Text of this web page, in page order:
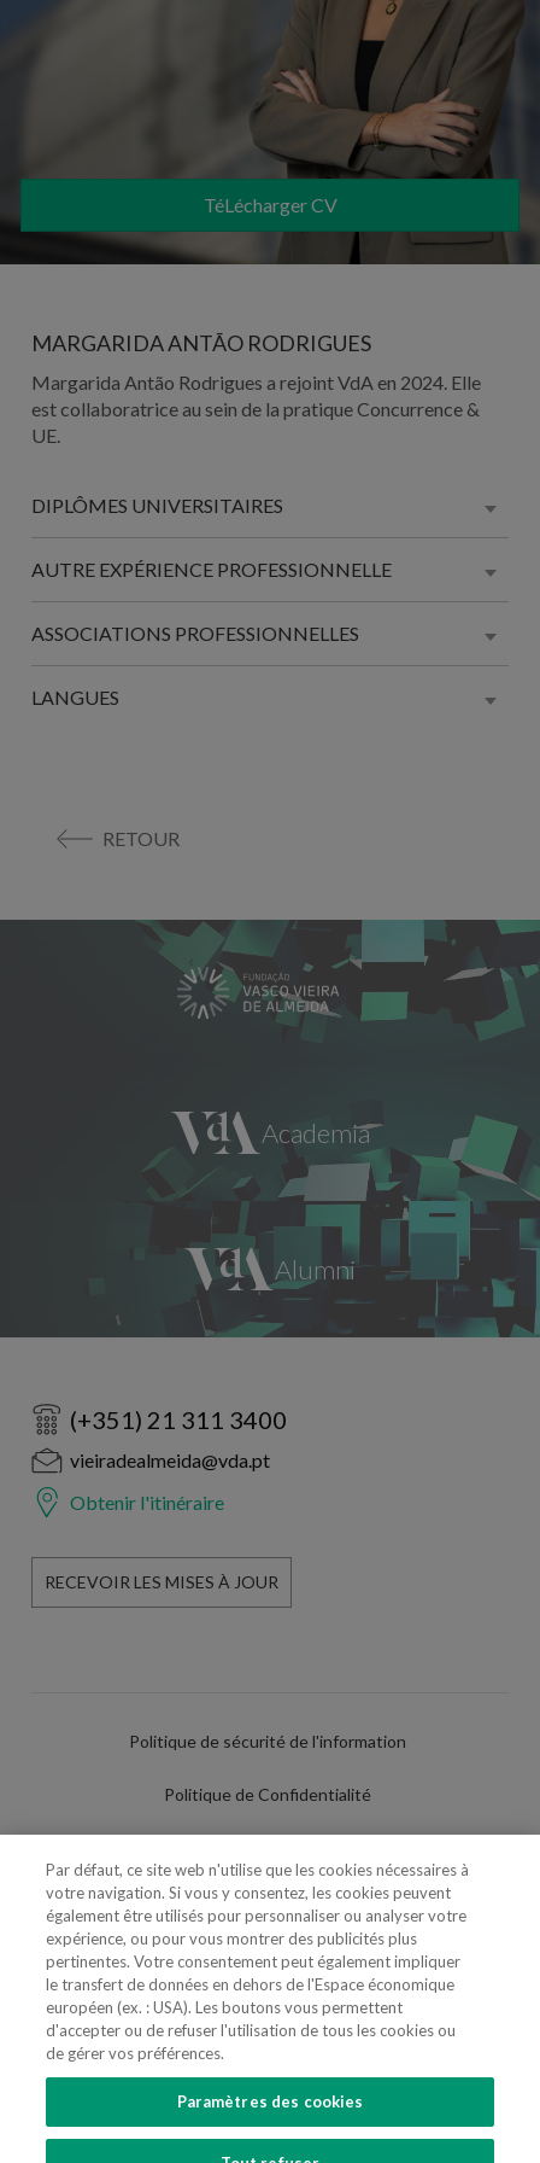
TéLécharger CV
MARGARIDA ANTÃO RODRIGUES
Margarida Antão Rodrigues a rejoint VdA en 2024. Elle
est collaboratrice au sein de la pratique Concurrence &
UE.
DIPLÔMES UNIVERSITAIRES
AUTRE EXPÉRIENCE PROFESSIONNELLE
ASSOCIATIONS PROFESSIONNELLES
LANGUES
RETOUR
(+351) 21 311 3400
vieiradealmeida@vda.pt
Obtenir l'itinéraire
RECEVOIR LES MISES À JOUR
Politique de sécurité de l'information
Politique de Confidentialité
Politique de Cookies
Paramètres des cookies
Utilisation Frauduleuse du Nom/Brand
SUIVEZ-NOUS
Par défaut, ce site web n'utilise que les cookies nécessaires à
votre navigation. Si vous y consentez, les cookies peuvent
également être utilisés pour personnaliser ou analyser votre
expérience, ou pour vous montrer des publicités plus
pertinentes. Votre consentement peut également impliquer
le transfert de données en dehors de l'Espace économique
européen (ex. : USA). Les boutons vous permettent
d'accepter ou de refuser l'utilisation de tous les cookies ou
de gérer vos préférences.
Paramètres des cookies